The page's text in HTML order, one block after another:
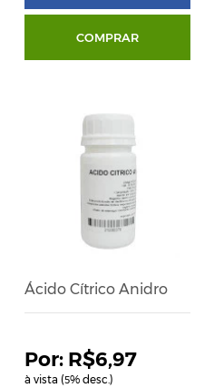
COMPRAR
Ácido Cítrico Anidro
R$6,97
à vista (5% desc.)